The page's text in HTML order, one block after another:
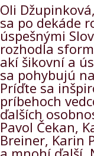
Oli
sa po dekáde
úspešnými
rozhodla
akí šikovní a
sa pohybujú
Príďte sa
príbehoch
ďalších
Pavol Čekan,
Breiner, Karin